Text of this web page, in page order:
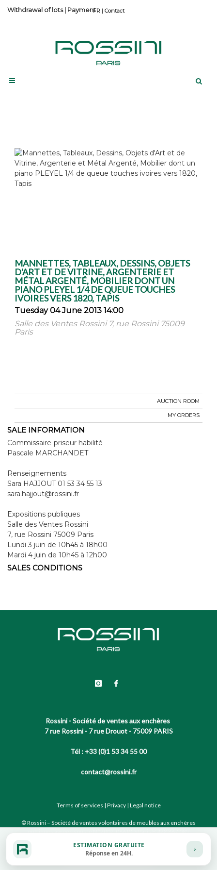
Contact
Withdrawal of lots| Payment
MANNETTES, TABLEAUX, DESSINS, OBJETS
D'ART ET DE VITRINE, ARGENTERIE ET
MÉTAL ARGENTÉ, MOBILIER DONT UN
PIANO PLEYEL 1/4 DE QUEUE TOUCHES
IVOIRES VERS 1820, TAPIS
Tuesday 04 June 2013 14:00
Salle des Ventes Rossini 7, rue Rossini 75009
Paris
AUCTION ROOM
MY ORDERS
SALE INFORMATION
Commissaire-priseur habilité
Pascale MARCHANDET
Renseignements
Sara HAJJOUT 01 53 34 55 13
sara.hajjout@rossini.fr
Expositions publiques
Salle des Ventes Rossini
7, rue Rossini 75009 Paris
Lundi 3 juin de 10h45 à 18h00
Mardi 4 juin de 10h45 à 12h00
SALES CONDITIONS
Rossini - Société de ventes aux enchères
7 rue Rossini - 7 rue Drouot - 75009 PARIS
Tél : +33 (0)1 53 34 55 00
contact@rossini.fr
Terms of services | Privacy| Legal notice
© Rossini – Société de ventes volontaires de meubles aux enchères
Site conçu par notre partenaire
ESTIMATION GRATUITE
Réponse en 24H.